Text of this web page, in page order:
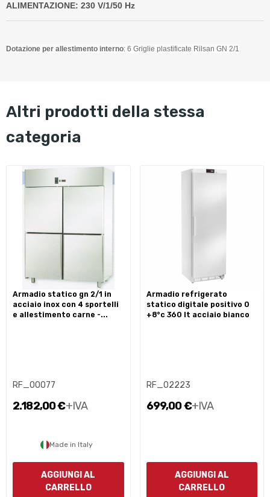
ALIMENTAZIONE: 230 V/1/50 Hz
Dotazione per allestimento interno: 6 Griglie plastificate Rilsan GN 2/1
altri prodotti della stessa
categoria
armadio statico gn 2/1 in
acciaio inox con 4 sportelli
e allestimento carne -...
RF_00077
2.182,00 €+IVA
Made in Italy
AGGIUNGI AL
CARRELLO
armadio refrigerato
statico digitale positivo 0
+8°c 360 lt acciaio bianco
RF_02223
699,00 €+IVA
AGGIUNGI AL
CARRELLO